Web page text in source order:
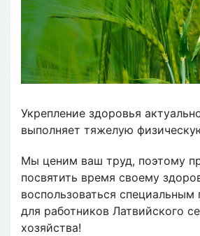
Укрепление здоровья
выполняет тяжелую
Мы ценим ваш труд, поэтому
посвятить время своему
воспользоваться
для работников Латвийского
хозяйства!